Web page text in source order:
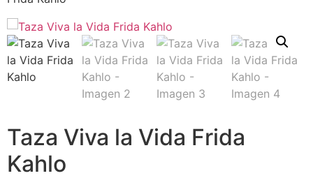
Taza Viva la Vida Frida
Kahlo